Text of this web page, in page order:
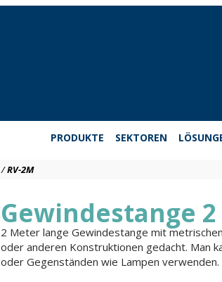
PRODUKTE SEKTOREN
/RV-2M
Gewindestange
2 Meter lange Gewindestange mit
oder anderen Konstruktionen gedacht. Man
oder Gegenständen wie Lampen verwenden.